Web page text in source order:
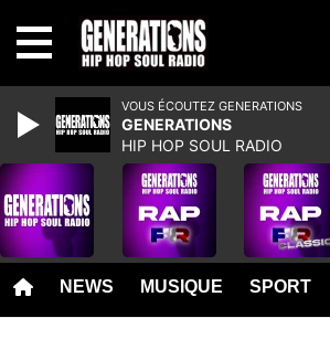
NEWS MUSIQUE SPORT
VOUS ÉCOUTEZ GENERATIONS
GENERATIONS
HIP HOP SOUL RADIO